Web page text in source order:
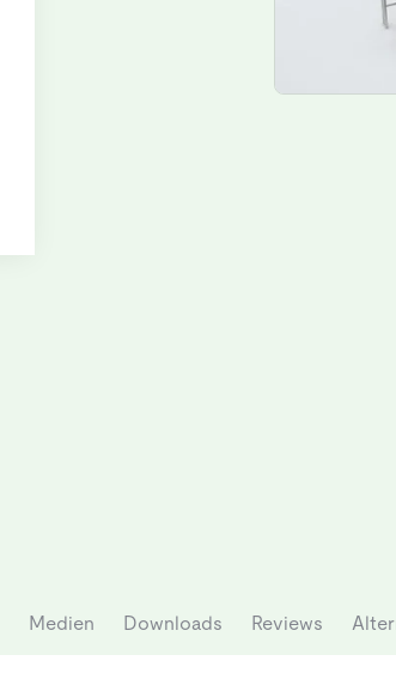
Medien Downloads Reviews